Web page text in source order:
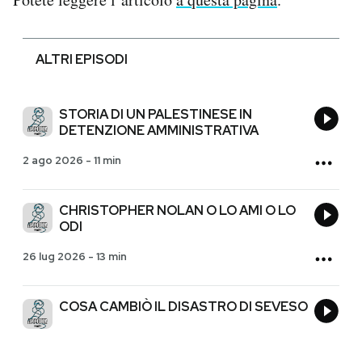
ALTRI EPISODI
STORIA DI UN PALESTINESE IN
DETENZIONE AMMINISTRATIVA
2 ago 2026 - 11 min
CHRISTOPHER NOLAN O LO AMI O LO
ODI
26 lug 2026 - 13 min
COSA CAMBIÒ IL DISASTRO DI SEVESO